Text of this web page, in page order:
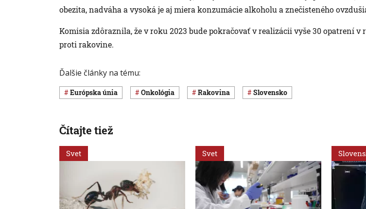
obezita, nadváha a vysoká je aj miera konzumácie alkoholu a znečisteného
Komisia zdôraznila, že v roku 2023 bude pokračovať v realizácii vyše 30 opatrení v
proti rakovine.
Ďalšie články na tému:
Európska únia onkológia rakovina Slovensko
Čítajte tiež
Svet Svet